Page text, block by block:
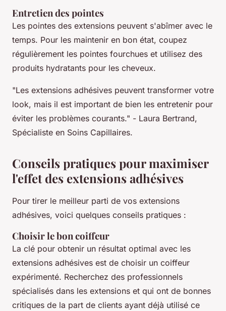
Entretien des pointes
Les pointes des extensions peuvent s'abîmer avec le
temps. Pour les maintenir en bon état, coupez
régulièrement les pointes fourchues et utilisez des
produits hydratants pour les cheveux.
"Les extensions adhésives peuvent transformer votre
look, mais il est important de bien les entretenir pour
éviter les problèmes courants." - Laura Bertrand,
Spécialiste en Soins Capillaires.
Conseils pratiques pour maximiser
l'effet des extensions adhésives
Pour tirer le meilleur parti de vos extensions
adhésives, voici quelques conseils pratiques :
Choisir le bon coiffeur
La clé pour obtenir un résultat optimal avec les
extensions adhésives est de choisir un coiffeur
expérimenté. Recherchez des professionnels
spécialisés dans les extensions et qui ont de bonnes
critiques de la part de clients ayant déjà utilisé ce